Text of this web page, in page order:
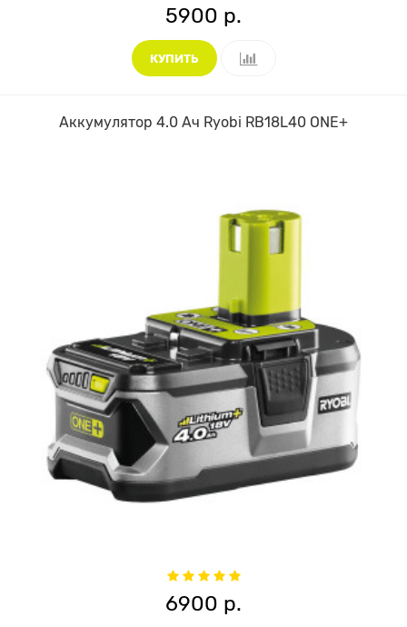
5900 р.
КУПИТЬ
Аккумулятор 4.0 Ач Ryobi RB18L40 ONE+
6900 р.